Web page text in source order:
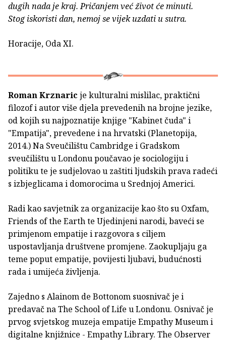
dugih nada je kraj. Pričanjem već život će minuti.
Stog iskoristi dan, nemoj se vijek uzdati u sutra.
Horacije, Oda XI.
Roman Krznaric je kulturalni mislilac, praktični
filozof i autor više djela prevedenih na brojne jezike,
od kojih su najpoznatije knjige "Kabinet čuda" i
"Empatija", prevedene i na hrvatski (Planetopija,
2014.) Na Sveučilištu Cambridge i Gradskom
sveučilištu u Londonu poučavao je sociologiju i
politiku te je sudjelovao u zaštiti ljudskih prava radeći
s izbjeglicama i domorocima u Srednjoj Americi.
Radi kao savjetnik za organizacije kao što su Oxfam,
Friends of the Earth te Ujedinjeni narodi, baveći se
primjenom empatije i razgovora s ciljem
uspostavljanja društvene promjene. Zaokupljaju ga
teme poput empatije, povijesti ljubavi, budućnosti
rada i umijeća življenja.
Zajedno s Alainom de Bottonom suosnivač je i
predavač na The School of Life u Londonu. Osnivač je
prvog svjetskog muzeja empatije Empathy Museum i
digitalne knjižnice - Empathy Library. The Observer